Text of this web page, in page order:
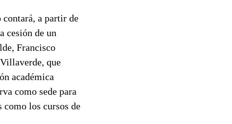
a partir de
cesión de un
Francisco
que
académica
como sede para
los cursos de